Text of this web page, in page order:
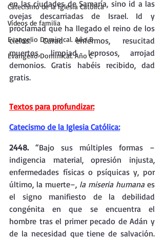
Catecismo de la Iglesia Católica
Vídeos de familia
Evangelio Dominical. Año B
Evangelio Dominical. Año C
en las ciudades de Samaría, sino id a las
ovejas descarriadas de Israel. Id y
proclamad que ha llegado el reino de los
cielos. Curad enfermos, resucitad
muertos, limpiad leprosos, arrojad
demonios. Gratis habéis recibido, dad
gratis.
Textos para profundizar:
Catecismo de la Iglesia Católica:
2448. “Bajo sus múltiples formas –
indigencia material, opresión injusta,
enfermedades físicas o psíquicas y, por
último, la muerte–, la miseria humana es
el signo manifiesto de la debilidad
congénita en que se encuentra el
hombre tras el primer pecado de Adán y
de la necesidad que tiene de salvación.